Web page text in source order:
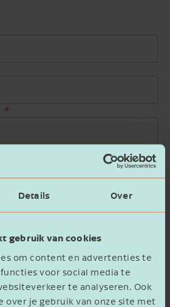
Details Over
gebruik van cookies
om content en advertenties te
voor social media te
te analyseren. Ook
over je gebruik van onze site met